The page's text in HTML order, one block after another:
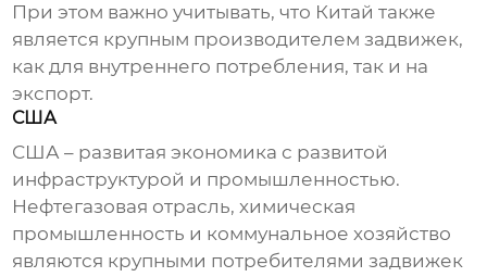
При этом важно учитывать, что Китай также
является крупным производителем задвижек,
как для внутреннего потребления, так и на
экспорт.
США
США – развитая экономика с развитой
инфраструктурой и промышленностью.
Нефтегазовая отрасль, химическая
промышленность и коммунальное хозяйство
являются крупными потребителямизадвижек